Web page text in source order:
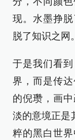
现。水墨挣
脱了知识之网。
于是我们看
界，而是传
的倪瓒，画
淡的意境正是
粹的黑白世